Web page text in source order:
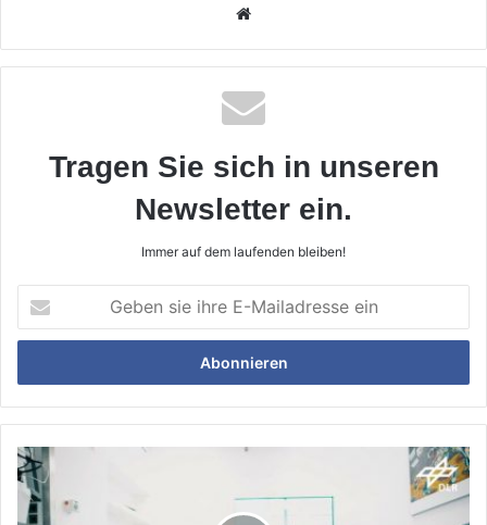
Tragen Sie sich in unseren
Newsletter ein.
Immer auf dem laufenden bleiben!
sie
ihre
Mailadresse
ein
60
Tage
Bettruhe